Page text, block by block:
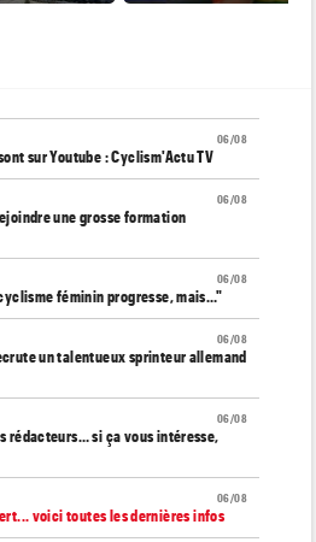
06/08
sur Youtube : Cyclism'Actu TV
06/08
une grosse formation
06/08
féminin progresse, mais…"
06/08
un talentueux sprinteur allemand
06/08
rédacteurs… si ça vous intéresse,
06/08
voici toutes les dernières infos